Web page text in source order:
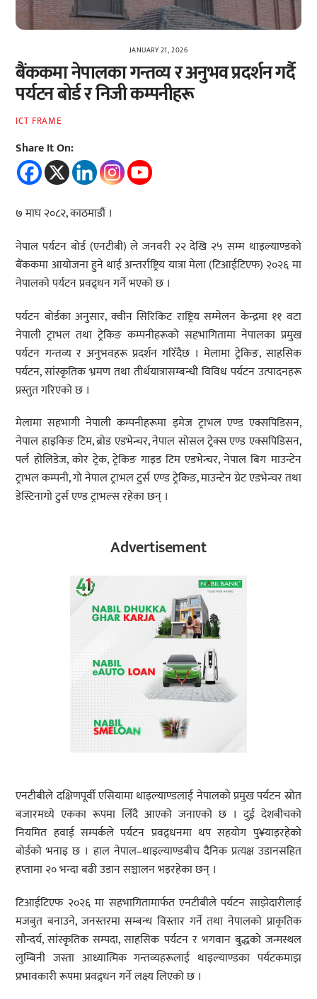
JANUARY 21, 2026
बैंककमा नेपालका गन्तव्य र अनुभव प्रदर्शन गर्दै
पर्यटन बोर्ड र निजी कम्पनीहरू
ICT FRAME
Share It On:
७ माघ २०८२, काठमाडौं ।
नेपाल पर्यटन बोर्ड (एनटीबी) ले जनवरी २२ देखि २५ सम्म थाइल्याण्डको
बैंककमा आयोजना हुने थाई अन्तर्राष्ट्रिय यात्रा मेला (टिआईटिएफ) २०२६ मा
नेपालको पर्यटन प्रवद्र्धन गर्ने भएको छ ।
पर्यटन बोर्डका अनुसार, क्वीन सिरिकिट राष्ट्रिय सम्मेलन केन्द्रमा ११ वटा
नेपाली ट्राभल तथा ट्रेकिङ कम्पनीहरूको सहभागितामा नेपालका प्रमुख
पर्यटन गन्तव्य र अनुभवहरू प्रदर्शन गरिँदैछ । मेलामा ट्रेकिङ, साहसिक
पर्यटन, सांस्कृतिक भ्रमण तथा तीर्थयात्रासम्बन्धी विविध पर्यटन उत्पादनहरू
प्रस्तुत गरिएको छ ।
मेलामा सहभागी नेपाली कम्पनीहरूमा इमेज ट्राभल एण्ड एक्सपिडिसन,
नेपाल हाइकिङ टिम, ब्रोड एडभेन्चर, नेपाल सोसल ट्रेक्स एण्ड एक्सपिडिसन,
पर्ल होलिडेज, कोर ट्रेक, ट्रेकिङ गाइड टिम एडभेन्चर, नेपाल बिग माउन्टेन
ट्राभल कम्पनी, गो नेपाल ट्राभल टुर्स एण्ड ट्रेकिङ, माउन्टेन ग्रेट एडभेन्चर तथा
डेस्टिनागो टुर्स एण्ड ट्राभल्स रहेका छन् ।
Advertisement
एनटीबीले दक्षिणपूर्वी एसियामा थाइल्याण्डलाई नेपालको प्रमुख पर्यटन स्रोत
बजारमध्ये एकका रूपमा लिँदै आएको जनाएको छ । दुई देशबीचको
नियमित हवाई सम्पर्कले पर्यटन प्रवद्र्धनमा थप सहयोग पु¥याइरहेको
बोर्डको भनाइ छ । हाल नेपाल–थाइल्याण्डबीच दैनिक प्रत्यक्ष उडानसहित
हप्तामा २० भन्दा बढी उडान सञ्चालन भइरहेका छन् ।
टिआईटिएफ २०२६ मा सहभागितामार्फत एनटीबीले पर्यटन साझेदारीलाई
मजबुत बनाउने, जनस्तरमा सम्बन्ध विस्तार गर्ने तथा नेपालको प्राकृतिक
सौन्दर्य, सांस्कृतिक सम्पदा, साहसिक पर्यटन र भगवान बुद्धको जन्मस्थल
लुम्बिनी जस्ता आध्यात्मिक गन्तव्यहरूलाई थाइल्याण्डका पर्यटकमाझ
प्रभावकारी रूपमा प्रवद्र्धन गर्ने लक्ष्य लिएको छ ।